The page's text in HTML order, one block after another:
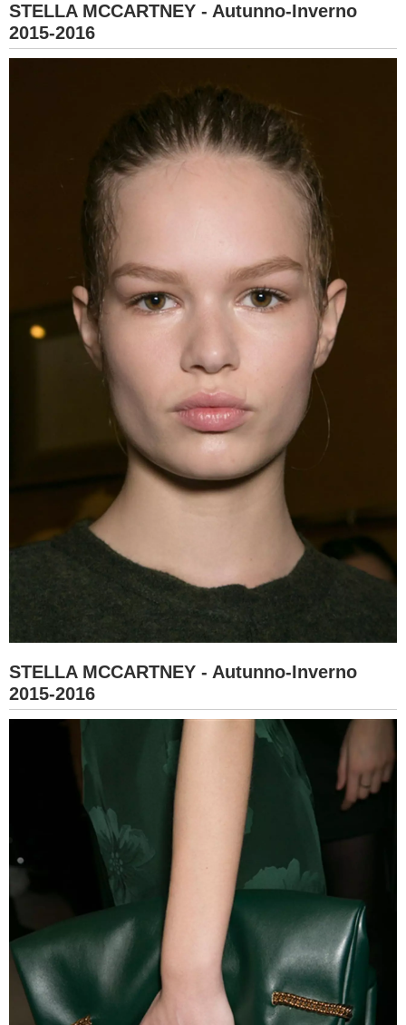
STELLA MCCARTNEY - Autunno-Inverno
2015-2016
STELLA MCCARTNEY - Autunno-Inverno
2015-2016